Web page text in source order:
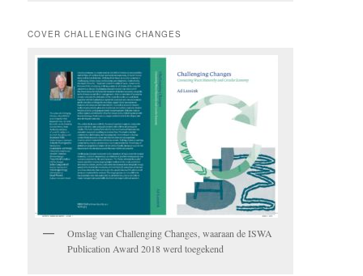
COVER CHALLENGING CHANGES
Omslag van Challenging Changes, waaraan de ISWA
Publication Award 2018 werd toegekend